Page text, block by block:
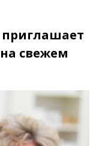
свежем